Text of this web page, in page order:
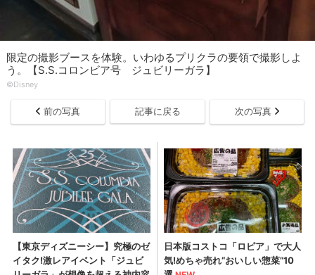
限定の撮影ブースを体験。いわゆるプリクラの要領で撮影しよ
う。【S.S.コロンビア号 ジュビリーガラ】
©Disney
前の写真 記事に戻る 次の写真